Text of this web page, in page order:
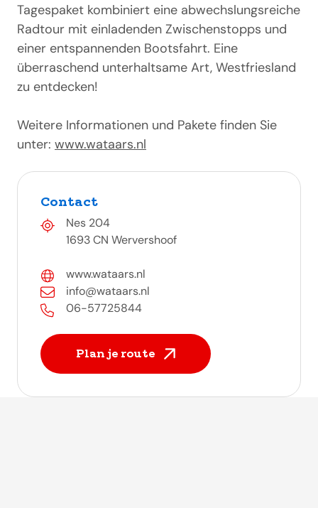
Tagespaket kombiniert eine abwechslungsreiche
Radtour mit einladenden Zwischenstopps und
einer entspannenden Bootsfahrt. Eine
überraschend unterhaltsame Art, Westfriesland
zu entdecken!
Weitere Informationen und Pakete finden Sie
unter: www.wataars.nl
Contact
Nes 204
1693 CN Wervershoof
www.wataars.nl
info@wataars.nl
06-57725844
Plan je route